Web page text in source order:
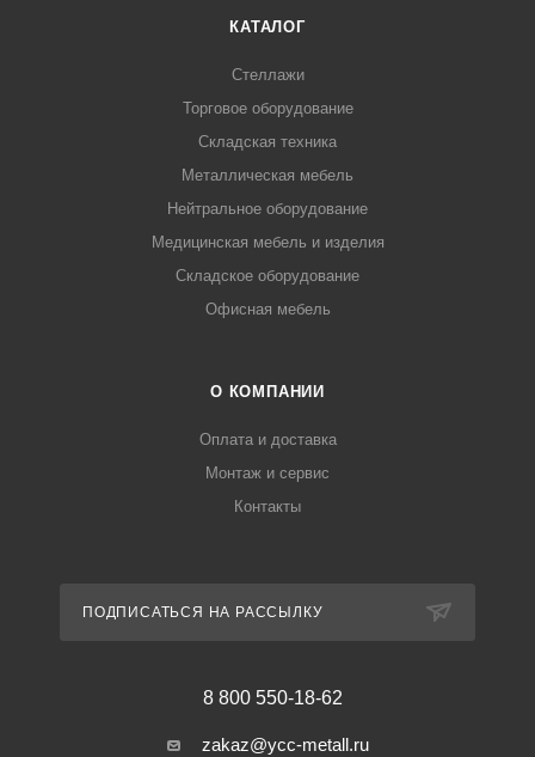
КАТАЛОГ
Стеллажи
Торговое оборудование
Складская техника
Металлическая мебель
Нейтральное оборудование
Медицинская мебель и изделия
Складское оборудование
Офисная мебель
О КОМПАНИИ
Оплата и доставка
Монтаж и сервис
Контакты
ПОДПИСАТЬСЯ НА РАССЫЛКУ
8 800 550-18-62
zakaz@ycc-metall.ru